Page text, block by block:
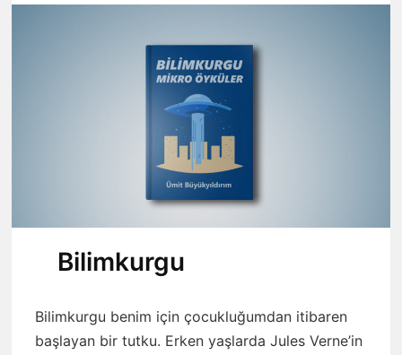
Bilimkurgu
Bilimkurgu benim için çocukluğumdan itibaren
başlayan bir tutku. Erken yaşlarda Jules Verne’in